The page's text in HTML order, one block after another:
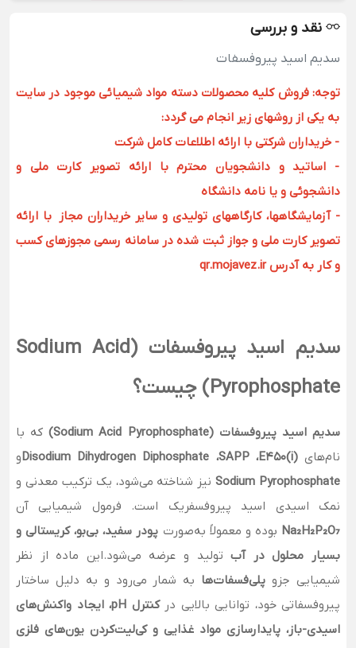
نقد و بررسی
سدیم اسید پیروفسفات
توجه: فروش کلیه محصولات دسته مواد شیمیائی موجود در سایت
به یکی از روشهای زیر انجام می گردد:
- خریداران شرکتی با ارائه اطلاعات کامل شرکت
- اساتید و دانشجویان محترم با ارائه تصویر کارت ملی و
دانشجوئی و یا نامه دانشگاه
- آزمایشگاهها، کارگاههای تولیدی و سایر خریداران مجاز با ارائه
تصویر کارت ملی و جواز ثبت شده در سامانه رسمی مجوزهای کسب
و کار به آدرس qr.mojavez.ir
سدیم اسید پیروفسفات (Sodium Acid
Pyrophosphate) چیست؟
سدیم اسید پیروفسفات (Sodium Acid Pyrophosphate)
که با
نام‌هایDisodium Dihydrogen Diphosphate ،SAPP ،E450(i)و
Sodium Pyrophosphate نیز شناخته می‌شود، یک ترکیب معدنی و
نمک اسیدی اسید پیروفسفریک است. فرمول شیمیایی آن
Na₂H₂P₂O₇ بوده و معمولاً به‌صورت پودر سفید، بی‌بو، کریستالی و
بسیار محلول در آبتولید و عرضه می‌شود.این ماده از نظر
شیمیایی جزو پلی‌فسفات‌ها به شمار می‌رود و به دلیل ساختار
پیروفسفاتی خود، توانایی بالایی در
کنترل pH، ایجاد واکنش‌های
اسیدی-باز، پایدارسازی مواد غذایی و کی‌لیت‌کردن یون‌های فلزی